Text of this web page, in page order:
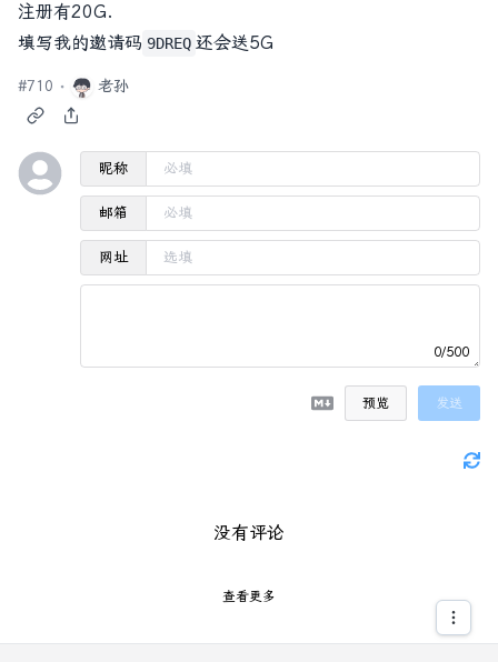
注册有20G.
填写我的邀请码 9DREQ 还会送5G
#710 老孙
昵称
邮箱
网址
0/500
预览 发送
没有评论
查看更多